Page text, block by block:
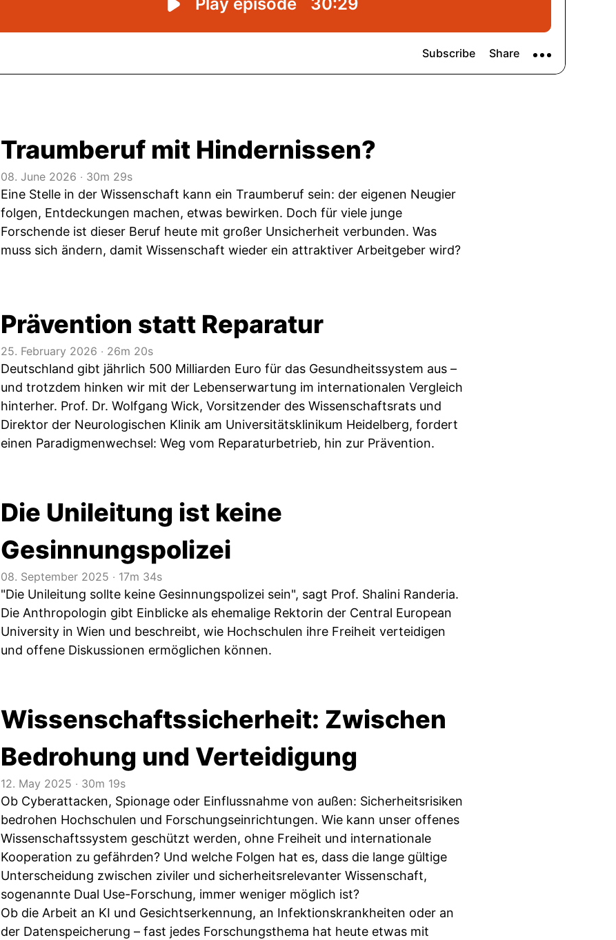
Traumberuf mit Hindernissen?
08. June 2026 ‧ 30m 29s
Eine Stelle in der Wissenschaft kann ein Traumberuf sein: der eigenen Neugier
folgen, Entdeckungen machen, etwas bewirken. Doch für viele junge
Forschende ist dieser Beruf heute mit großer Unsicherheit verbunden. Was
muss sich ändern, damit Wissenschaft wieder ein attraktiver Arbeitgeber wird?
Prävention statt Reparatur
25. February 2026 ‧ 26m 20s
Deutschland gibt jährlich 500 Milliarden Euro für das Gesundheitssystem aus –
und trotzdem hinken wir mit der Lebenserwartung im internationalen Vergleich
hinterher. Prof. Dr. Wolfgang Wick, Vorsitzender des Wissenschaftsrats und
Direktor der Neurologischen Klinik am Universitätsklinikum Heidelberg, fordert
einen Paradigmenwechsel: Weg vom Reparaturbetrieb, hin zur Prävention.
Die Unileitung ist keine
Gesinnungspolizei
08. September 2025 ‧ 17m 34s
"Die Unileitung sollte keine Gesinnungspolizei sein", sagt Prof. Shalini Randeria.
Die Anthropologin gibt Einblicke als ehemalige Rektorin der Central European
University in Wien und beschreibt, wie Hochschulen ihre Freiheit verteidigen
und offene Diskussionen ermöglichen können.
Wissenschaftssicherheit: Zwischen
Bedrohung und Verteidigung
12. May 2025 ‧ 30m 19s
Ob Cyberattacken, Spionage oder Einflussnahme von außen: Sicherheitsrisiken
bedrohen Hochschulen und Forschungseinrichtungen. Wie kann unser offenes
Wissenschaftssystem geschützt werden, ohne Freiheit und internationale
Kooperation zu gefährden? Und welche Folgen hat es, dass die lange gültige
Unterscheidung zwischen ziviler und sicherheitsrelevanter Wissenschaft,
sogenannte Dual Use-Forschung, immer weniger möglich ist?
Ob die Arbeit an KI und Gesichtserkennung, an Infektionskrankheiten oder an
der Datenspeicherung – fast jedes Forschungsthema hat heute etwas mit